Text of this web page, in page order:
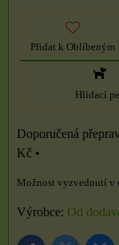
Přidat k Oblíbeným
Hlídací
Kč •
Výrobce: Od